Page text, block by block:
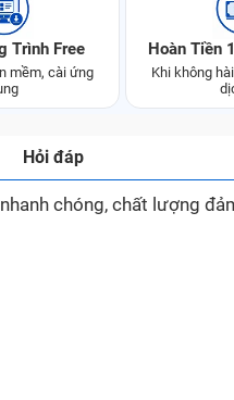
Trình Free
mềm, cài ứng
Hoàn Tiền
Khi không
Hỏi đáp
chóng, chất lượng